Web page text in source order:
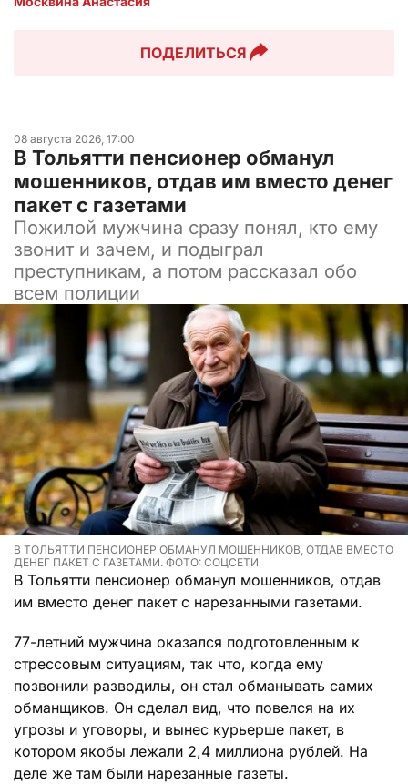
ПОДЕЛИТЬСЯ
08 августа 2026, 17:00
В Тольятти пенсионер обманул
мошенников, отдав им вместо денег
пакет с газетами
Пожилой мужчина сразу понял, кто ему
звонит и зачем, и подыграл
преступникам, а потом рассказал обо
всем полиции
В ТОЛЬЯТТИ ПЕНСИОНЕР ОБМАНУЛ МОШЕННИКОВ, ОТДАВ ВМЕСТО
ДЕНЕГ ПАКЕТ С ГАЗЕТАМИ. ФОТО: СОЦСЕТИ
В Тольятти пенсионер обманул мошенников, отдав
им вместо денег пакет с нарезанными газетами.
77-летний мужчина оказался подготовленным к
стрессовым ситуациям, так что, когда ему
позвонили разводилы, он стал обманывать самих
обманщиков. Он сделал вид, что повелся на их
угрозы и уговоры, и вынес курьерше пакет, в
котором якобы лежали 2,4 миллиона рублей. На
деле же там были нарезанные газеты.